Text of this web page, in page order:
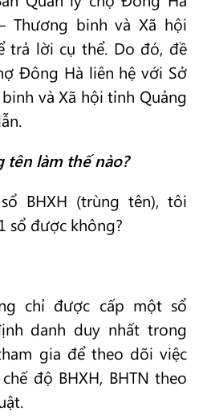
Thương binh và Xã hội
trả lời cụ thể. Do đó, đề
Đông Hà liên hệ với Sở
và Xã hội tỉnh Quảng
tên làm thế nào?
BHXH (trùng tên), tôi
sổ được không?
chỉ được cấp một sổ
danh duy nhất trong
gia để theo dõi việc
độ BHXH, BHTN theo